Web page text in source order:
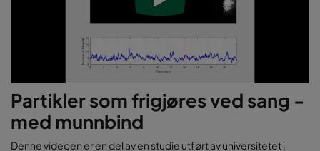
Partikler som frigjøres ved sang -
med munnbind
Denne videoen er en del av en studie utført av universitetet i